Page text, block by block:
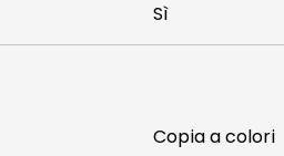
Sì
Copia a colori